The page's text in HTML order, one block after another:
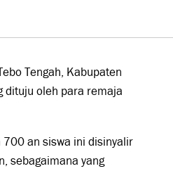
Tengah, Kabupaten
dituju oleh para remaja
700 an siswa ini disinyalir
sebagaimana yang